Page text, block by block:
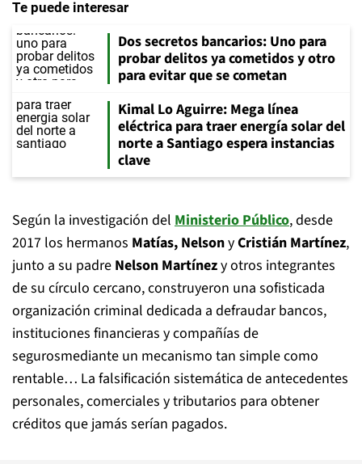
Te puede interesar
Dos secretos bancarios: Uno para
probar delitos ya cometidos y otro
para evitar que se cometan
Kimal Lo Aguirre: Mega línea
eléctrica para traer energía solar del
norte a Santiago espera instancias
clave
Según la investigación del Ministerio Público, desde
2017 los hermanos Matías, NelsonyCristián Martínez,
junto a su padre Nelson Martínezy otros integrantes
de su círculo cercano, construyeron una sofisticada
organización criminal dedicada a defraudar bancos,
instituciones financieras y compañías de
segurosmediante un mecanismo tan simple como
rentable… La falsificación sistemática de antecedentes
personales, comerciales y tributarios para obtener
créditos que jamás serían pagados.